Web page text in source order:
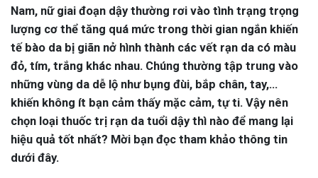
Nam, nữ giai đoạn dậy thường rơi vào tình trạng trọng
lượng cơ thể tăng quá mức trong thời gian ngắn khiến
tế bào da bị giãn nở hình thành các vết rạn da có màu
đỏ, tím, trắng khác nhau. Chúng thường tập trung vào
những vùng da dễ lộ như bụng đùi, bắp chân, tay,…
khiến không ít bạn cảm thấy mặc cảm, tự ti. Vậy nên
chọn loại thuốc trị rạn da tuổi dậy thì nào để mang lại
hiệu quả tốt nhất? Mời bạn đọc tham khảo thông tin
dưới đây.